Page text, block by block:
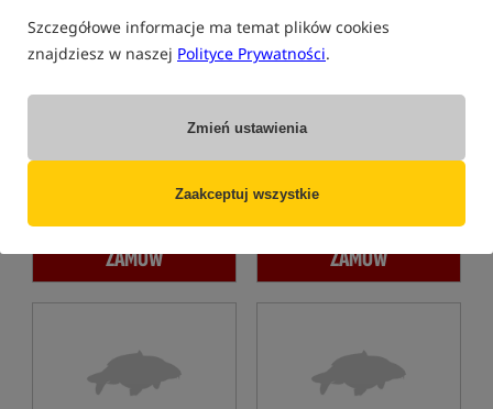
Szczegółowe informacje ma temat plików cookies
znajdziesz w naszej Polityce Prywatności.
Zmień ustawienia
Zaakceptuj wszystkie
7 999,00PLN
ZAMÓW
Ponton typu katamaran
7 149,00PLN
ZAMÓW